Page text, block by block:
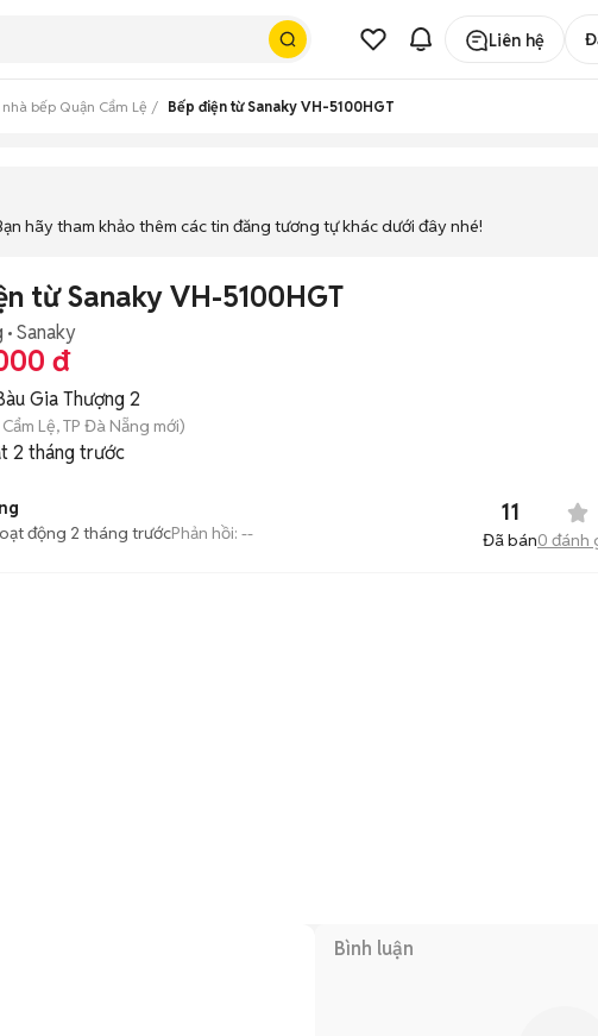
Liên hệ
bếp Quận Cẩm Lệ Bếp điện từ Sanaky VH-5100HGT
hãy tham khảo thêm các tin đăng tương tự khác dưới đây nhé!
từ Sanaky VH-5100HGT
Sanaky
đ
Gia Thượng 2
Lệ, TP Đà Nẵng mới)
2 tháng trước
động 2 tháng trướcPhản hồi: --
11
Đã bán0 đánh
Bình luận